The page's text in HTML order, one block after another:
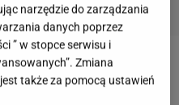
programu "Milionerzy"
swoją grę rozpoczęła
narzędzie do zarządzania
danych poprzez
” w stopce serwisu i
Zmiana
także za pomocą ustawień